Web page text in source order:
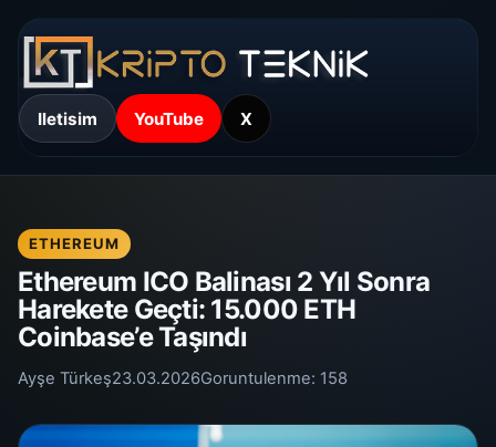
Iletisim YouTube X
ETHEREUM
Ethereum ICO Balinası 2 Yıl Sonra
Harekete Geçti: 15.000 ETH
Coinbase’e Taşındı
Ayşe Türkeş23.03.2026Goruntulenme: 158